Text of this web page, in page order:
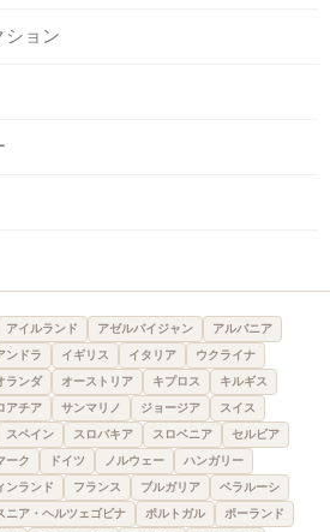
ション
アイルランド アゼルバイジャン
アルバニア
ンドラ イギリス イタリア
ウクライナ
ランダ オーストリア キプロス
キルギス
アチア サンマリノ ジョージア
スイス
スペイン スロバキア スロベニア
セルビア
ーク ドイツ ノルウェー
ハンガリー
ンランド フランス ブルガリア
ベラルーシ
ニア・ヘルツェゴビナ ポルトガル
ポーランド